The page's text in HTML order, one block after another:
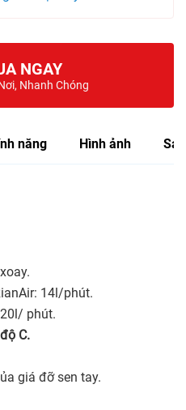
NGAY
Nhanh Chóng
năng Hình ảnh
14l/phút.
phút.
C.
giá đỡ sen tay.